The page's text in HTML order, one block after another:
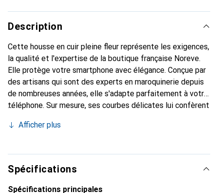
Description
Cette housse en cuir pleine fleur représente les exigences,
la qualité et l'expertise de la boutique française Noreve.
Elle protège votre smartphone avec élégance. Conçue par
des artisans qui sont des experts en maroquinerie depuis
de nombreuses années, elle s'adapte parfaitement à votre
téléphone. Sur mesure, ses courbes délicates lui confèrent
et indispensable de votre smartphone. Reconnaître
marque Noreve est un choix sûr pour une clientèle
exigeante.
Afficher plus
Spécifications
Spécifications principales